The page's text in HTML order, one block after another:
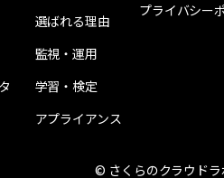
選ばれる理由
監視・運用
学習・検定
アプライアンス
プライバシー
© さくらのクラウドラ